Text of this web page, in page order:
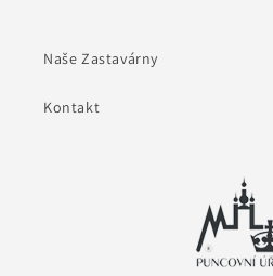
Naše Zastavárny
Kontakt